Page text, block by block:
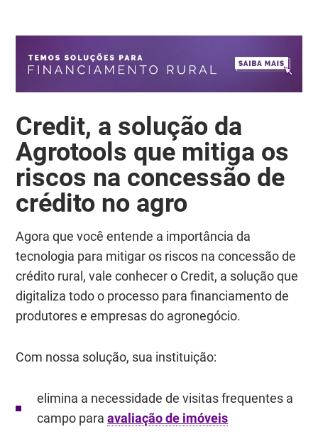
Credit, a solução da
Agrotools que mitiga os
riscos na concessão de
crédito no agro
Agora que você entende a importância da
tecnologia para mitigar os riscos na concessão de
crédito rural, vale conhecer o Credit, a solução que
digitaliza todo o processo para financiamento de
produtores e empresas do agronegócio.
Com nossa solução, sua instituição:
elimina a necessidade de visitas frequentes a
campo paraavaliação de imóveis